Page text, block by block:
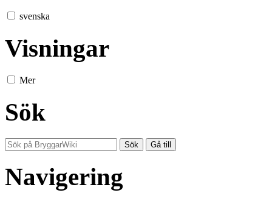
svenska
Visningar
Mer
Sök
Navigering